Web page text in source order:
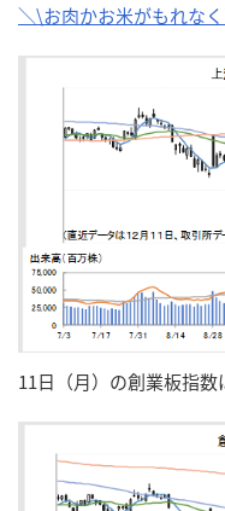
＼\お肉かお米がもれな
11日（月）の創業板指数